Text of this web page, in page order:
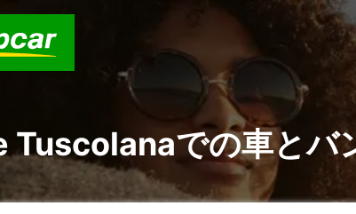
Tuscolanaでの車とバ